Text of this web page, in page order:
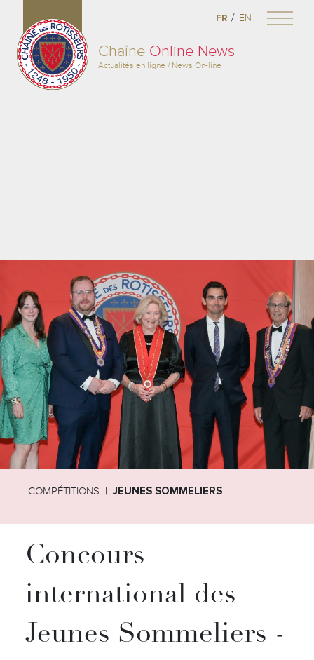
Chaîne Online News
Actualités en ligne / News On-line
FR / EN
COMPÉTITIONS JEUNES SOMMELIERS
Concours
international des
Jeunes Sommeliers -